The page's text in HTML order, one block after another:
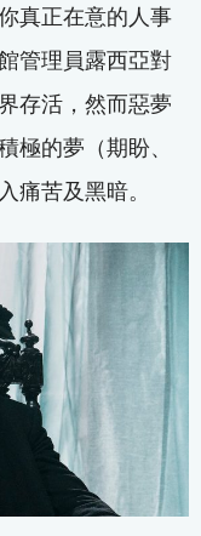
真正在意的人事
管理員露西亞對
存活，然而惡夢
極的夢（期盼、
痛苦及黑暗。